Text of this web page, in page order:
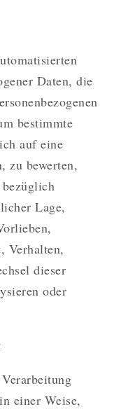
Daten, die
bestimmte
auf eine
zu bewerten,
Lage,
Verhalten,
dieser
oder
einer Weise,